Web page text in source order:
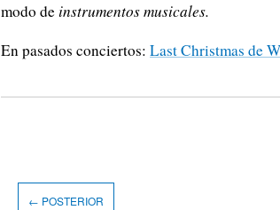
modo de instrumentos musicales.
En pasados conciertos: Last Christmas de
← POSTERIOR